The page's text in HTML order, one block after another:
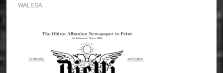
WALESA